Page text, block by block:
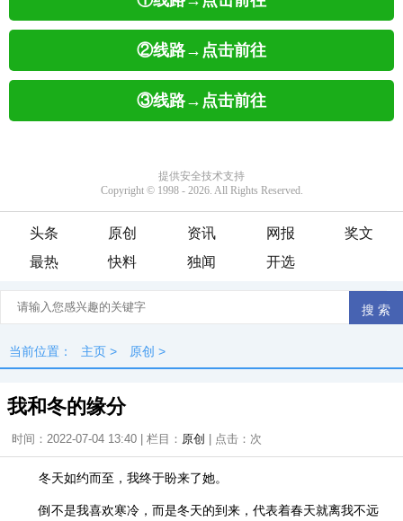
头条 原创 资讯 网报
奖文
最热
快料 独闻 开选
当前位置： 主页 > 原创 >
我和冬的缘分
时间：2022-07-04 13:40 | 栏目： 原创 | 点击： 次
冬天如约而至，我终于盼来了她。
倒不是我喜欢寒冷，而是冬天的到来，代表着春天就离我不远